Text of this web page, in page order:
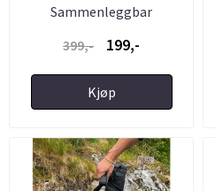
Sammenleggbar
399,- 199,-
Kjøp